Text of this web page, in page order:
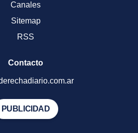
Canales
Sitemap
RSS
Contacto
PUBLICIDAD